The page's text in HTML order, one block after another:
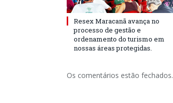
Resex Maracanã avança no
processo de gestão e
ordenamento do turismo em
nossas áreas protegidas.
Os comentários estão fechados.